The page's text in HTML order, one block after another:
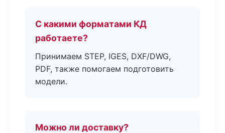
С какими форматами КД
работаете?
Принимаем STEP, IGES, DXF/DWG,
PDF, также помогаем подготовить
модели.
Можно ли доставку?